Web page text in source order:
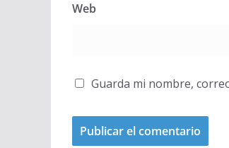
Web
Guarda mi nombre,